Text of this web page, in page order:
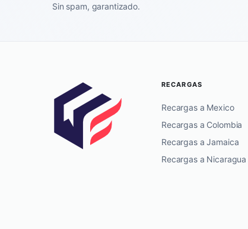
Sin spam, garantizado.
RECARGAS
Recargas a Mexico
Recargas a Colombia
Recargas a Jamaica
Recargas a Nicaragua